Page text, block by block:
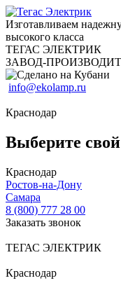
Изготавливаем
высокого класса
ТЕГАС ЭЛЕКТРИК
ЗАВОД-
info@ekolamp.ru
Краснодар
Выберите свой
Краснодар
Ростов-на-Дону
Самара
8 (800) 777 28 00
Заказать звонок
ТЕГАС ЭЛЕКТРИК
Краснодар